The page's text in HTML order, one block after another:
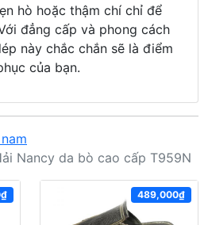
hò hoặc thậm chí chỉ để
đẳng cấp và phong cách
này chắc chắn sẽ là điểm
của bạn.
Nancy da bò cao cấp T959N
489,000₫